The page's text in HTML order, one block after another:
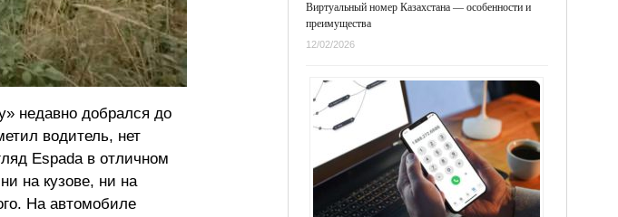
недавно добрался до
водитель, нет
Espada в отличном
на кузове, ни на
На автомобиле
Виртуальный номер Казахстана — особенности и
преимущества
12/02/2026